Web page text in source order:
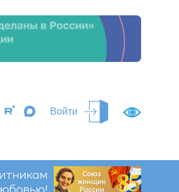
Войти